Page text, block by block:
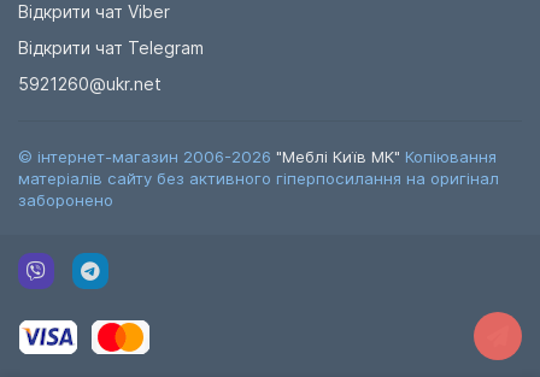
Відкрити чат Viber
Відкрити чат Telegram
5921260@ukr.net
© інтернет-магазин 2006-2026 "Меблі Київ МК" Копіювання
матеріалів сайту без активного гіперпосилання на оригінал
заборонено